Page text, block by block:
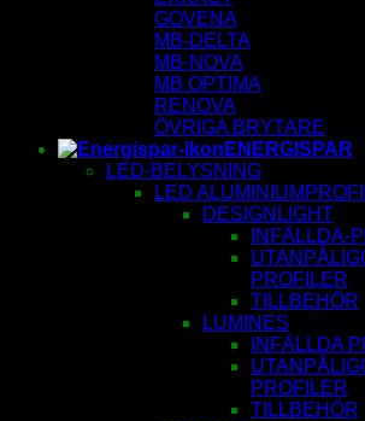
GOVENA
MB-DELTA
MB-NOVA
MB OPTIMA
RENOVA
ÖVRIGA BRYTARE
ENERGISPAR
LED-BELYSNING
LED
DESIGNLIGHT
INFÄLLDA-
PROFILER
TILLBEHÖR
LUMINES
INFÄLLDA
PROFILER
TILLBEHÖR